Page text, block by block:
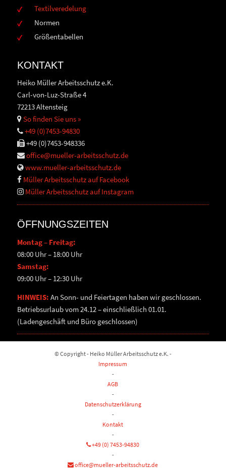
Textilveredelung
Normen
Größentabellen
KONTAKT
Heiko Müller Arbeitsschutz e.K.
Carl-von-Luz-Straße 4
72213 Altensteig
So finden Sie uns »
+49 (0)7453-94830
+49 (0)7453-948336
office@mueller-arbeitsschutz.de
www.mueller-arbeitsschutz.de
Müller Arbeitsschutz auf Facebook
Müller Arbeitsschutz auf Instagram
ÖFFNUNGSZEITEN
Montag – Freitag:
08:00 Uhr – 18:00 Uhr
Samstag:
09:00 Uhr – 12:30 Uhr
HINWEIS: An Sonn- und Feiertagen haben wir geschlossen.
Betriebsurlaub vom 24.12 – einschließlich 01.01.
(Ladengeschäft und Büro geschlossen)
© Copyright - Heiko Müller Arbeitsschutz e.K. -
Impressum
-
AGB
-
Datenschutzerklärung
-
Kontakt
-
+49 (0) 7453-94830
-
office@mueller-arbeitsschutz.de